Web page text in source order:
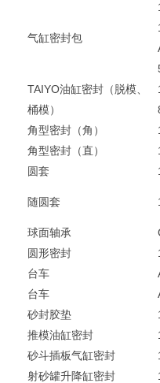
气缸密封包
TAIYO油缸密封（脱模、
桶模）
角型密封（角）
角型密封（直）
圆套
随圆套
球面轴承
圆形密封
台车
台车
砂封胶垫
推模油缸密封
砂斗插板气缸密封
射砂罐升降缸密封